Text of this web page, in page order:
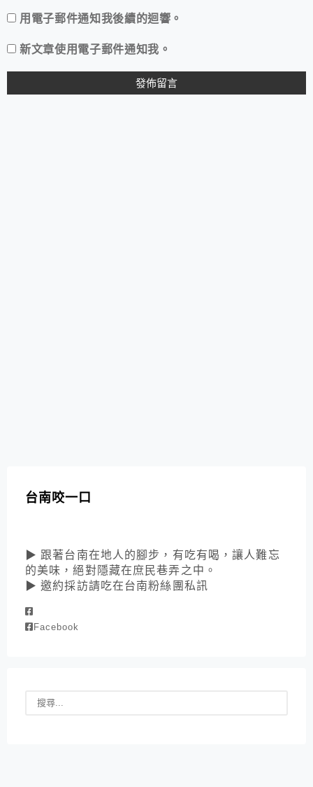
用電子郵件通知我後續的迴響。
新文章使用電子郵件通知我。
台南咬一口
▶ 跟著台南在地人的腳步，有吃有喝，讓人難忘
的美味，絕對隱藏在庶民巷弄之中。
▶ 邀約採訪請吃在台南粉絲團私訊
Facebook